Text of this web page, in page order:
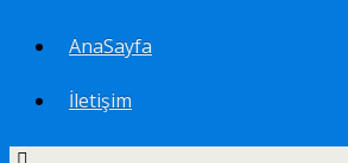
AnaSayfa
İletişim